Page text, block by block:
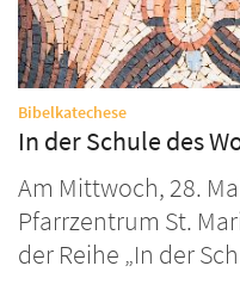
Bibelkatechese:
In der Schule des
Am Mittwoch, 28.
Pfarrzentrum St.
der Reihe „In der